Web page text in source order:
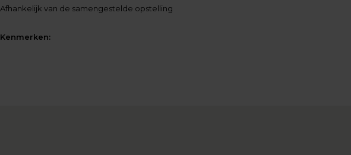
Afhankelijk van de samengestelde opstelling
Kenmerken: